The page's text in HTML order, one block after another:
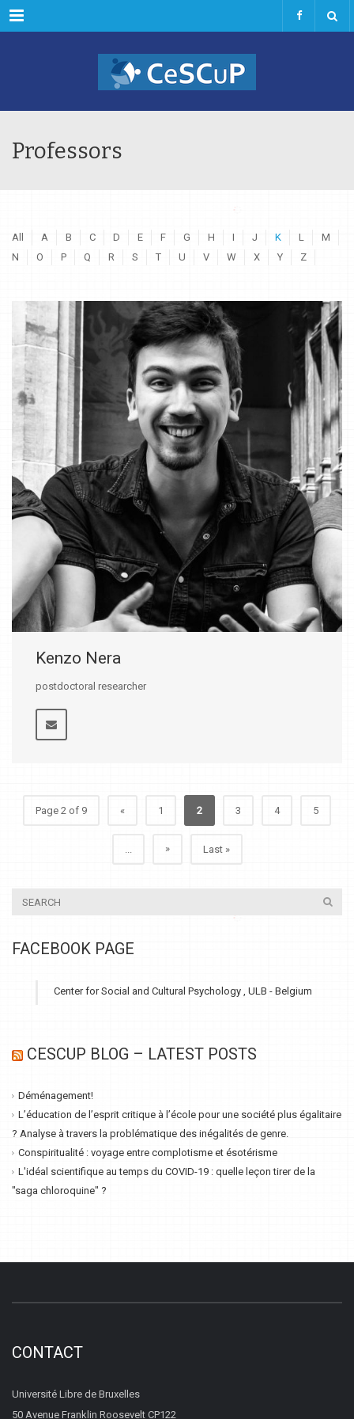
Menu
Professors
All A B C D E F G H I J K L
M
N
O P Q R S T U V W X Y Z
Kenzo Nera
postdoctoral researcher
Page 2 of 9 « 1 2 3 4 5
... » Last »
FACEBOOK PAGE
Center for Social and Cultural Psychology , ULB - Belgium
CESCUP BLOG – LATEST POSTS
Déménagement!
L’éducation de l’esprit critique à l’école pour une société plus égalitaire
? Analyse à travers la problématique des inégalités de genre.
Conspiritualité : voyage entre complotisme et ésotérisme
L'idéal scientifique au temps du COVID-19 : quelle leçon tirer de la
"saga chloroquine" ?
CONTACT
Université Libre de Bruxelles
50 Avenue Franklin Roosevelt CP122